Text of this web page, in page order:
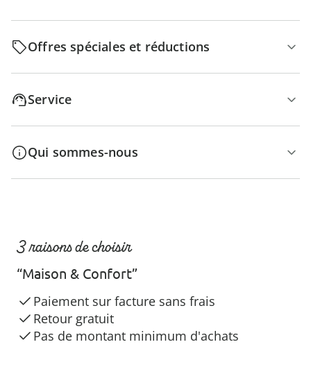
Offres spéciales et réductions
Service
Qui sommes-nous
3 raisons de choisir
“Maison & Confort”
Paiement sur facture sans frais
Retour gratuit
Pas de montant minimum d'achats